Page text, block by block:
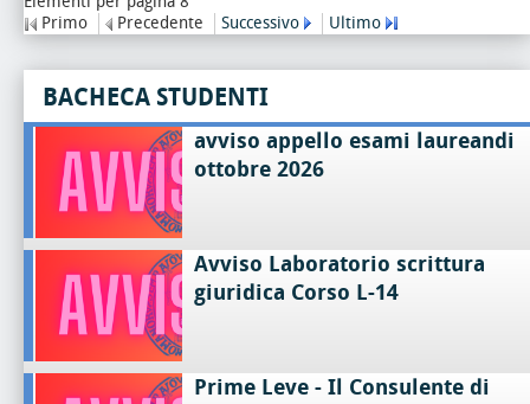
Primo
Precedente Successivo Ultimo
BACHECA STUDENTI
avviso appello esami laureandi
ottobre 2026
Avviso Laboratorio scrittura
giuridica Corso L-14
Prime Leve - Il Consulente di